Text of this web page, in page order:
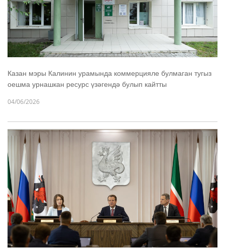
Казан мэры Калинин урамында коммерцияле булмаган тугыз
оешма урнашкан ресурс үзәгендә булып кайтты
04/06/2026